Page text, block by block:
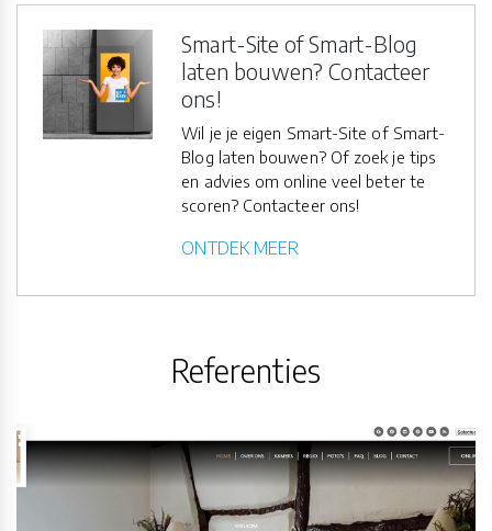
Smart-Site of Smart-Blog
laten bouwen? Contacteer
ons!
Wil je je eigen Smart-Site of Smart-
Blog laten bouwen? Of zoek je tips
en advies om online veel beter te
scoren? Contacteer ons!
ONTDEK MEER
Referenties